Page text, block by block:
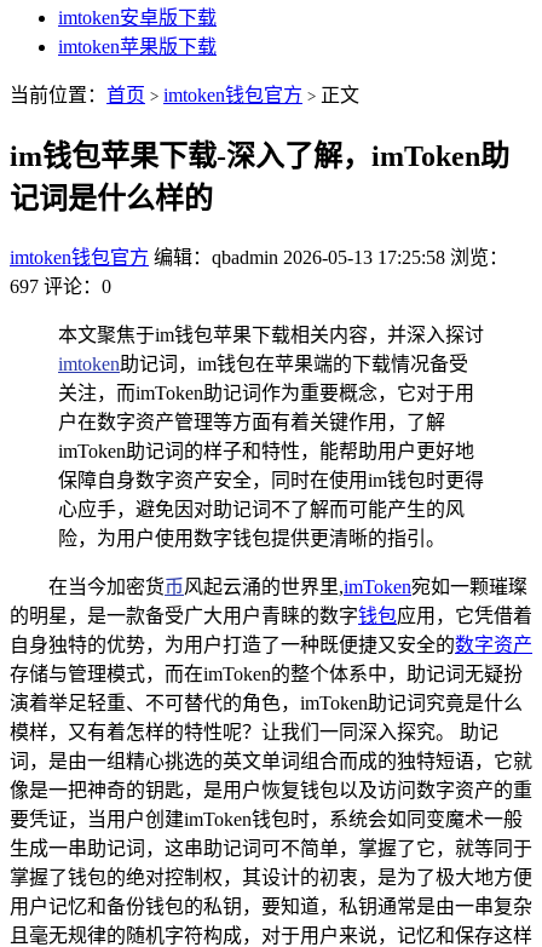
imtoken安卓版下载
imtoken苹果版下载
当前位置： 首页 > imtoken钱包官方 > 正文
im钱包苹果下载-深入了解，imToken助
记词是什么样的
imtoken钱包官方 编辑：qbadmin 2026-05-13 17:25:58 浏览：
697 评论：0
本文聚焦于im钱包苹果下载相关内容，并深入探讨
imtoken助记词，im钱包在苹果端的下载情况备受
关注，而imToken助记词作为重要概念，它对于用
户在数字资产管理等方面有着关键作用，了解
imToken助记词的样子和特性，能帮助用户更好地
保障自身数字资产安全，同时在使用im钱包时更得
心应手，避免因对助记词不了解而可能产生的风
险，为用户使用数字钱包提供更清晰的指引。
在当今加密货币风起云涌的世界里,imToken宛如一颗璀璨
的明星，是一款备受广大用户青睐的数字钱包应用，它凭借着
自身独特的优势，为用户打造了一种既便捷又安全的数字资产
存储与管理模式，而在imToken的整个体系中，助记词无疑扮
演着举足轻重、不可替代的角色，imToken助记词究竟是什么
模样，又有着怎样的特性呢？让我们一同深入探究。 助记
词，是由一组精心挑选的英文单词组合而成的独特短语，它就
像是一把神奇的钥匙，是用户恢复钱包以及访问数字资产的重
要凭证，当用户创建imToken钱包时，系统会如同变魔术一般
生成一串助记词，这串助记词可不简单，掌握了它，就等同于
掌握了钱包的绝对控制权，其设计的初衷，是为了极大地方便
用户记忆和备份钱包的私钥，要知道，私钥通常是由一串复杂
且毫无规律的随机字符构成，对于用户来说，记忆和保存这样